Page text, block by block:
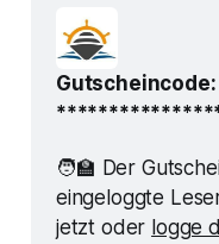
Gutscheincode:
🧑‍🏫 Der
eingeloggte
jetzt oder logge